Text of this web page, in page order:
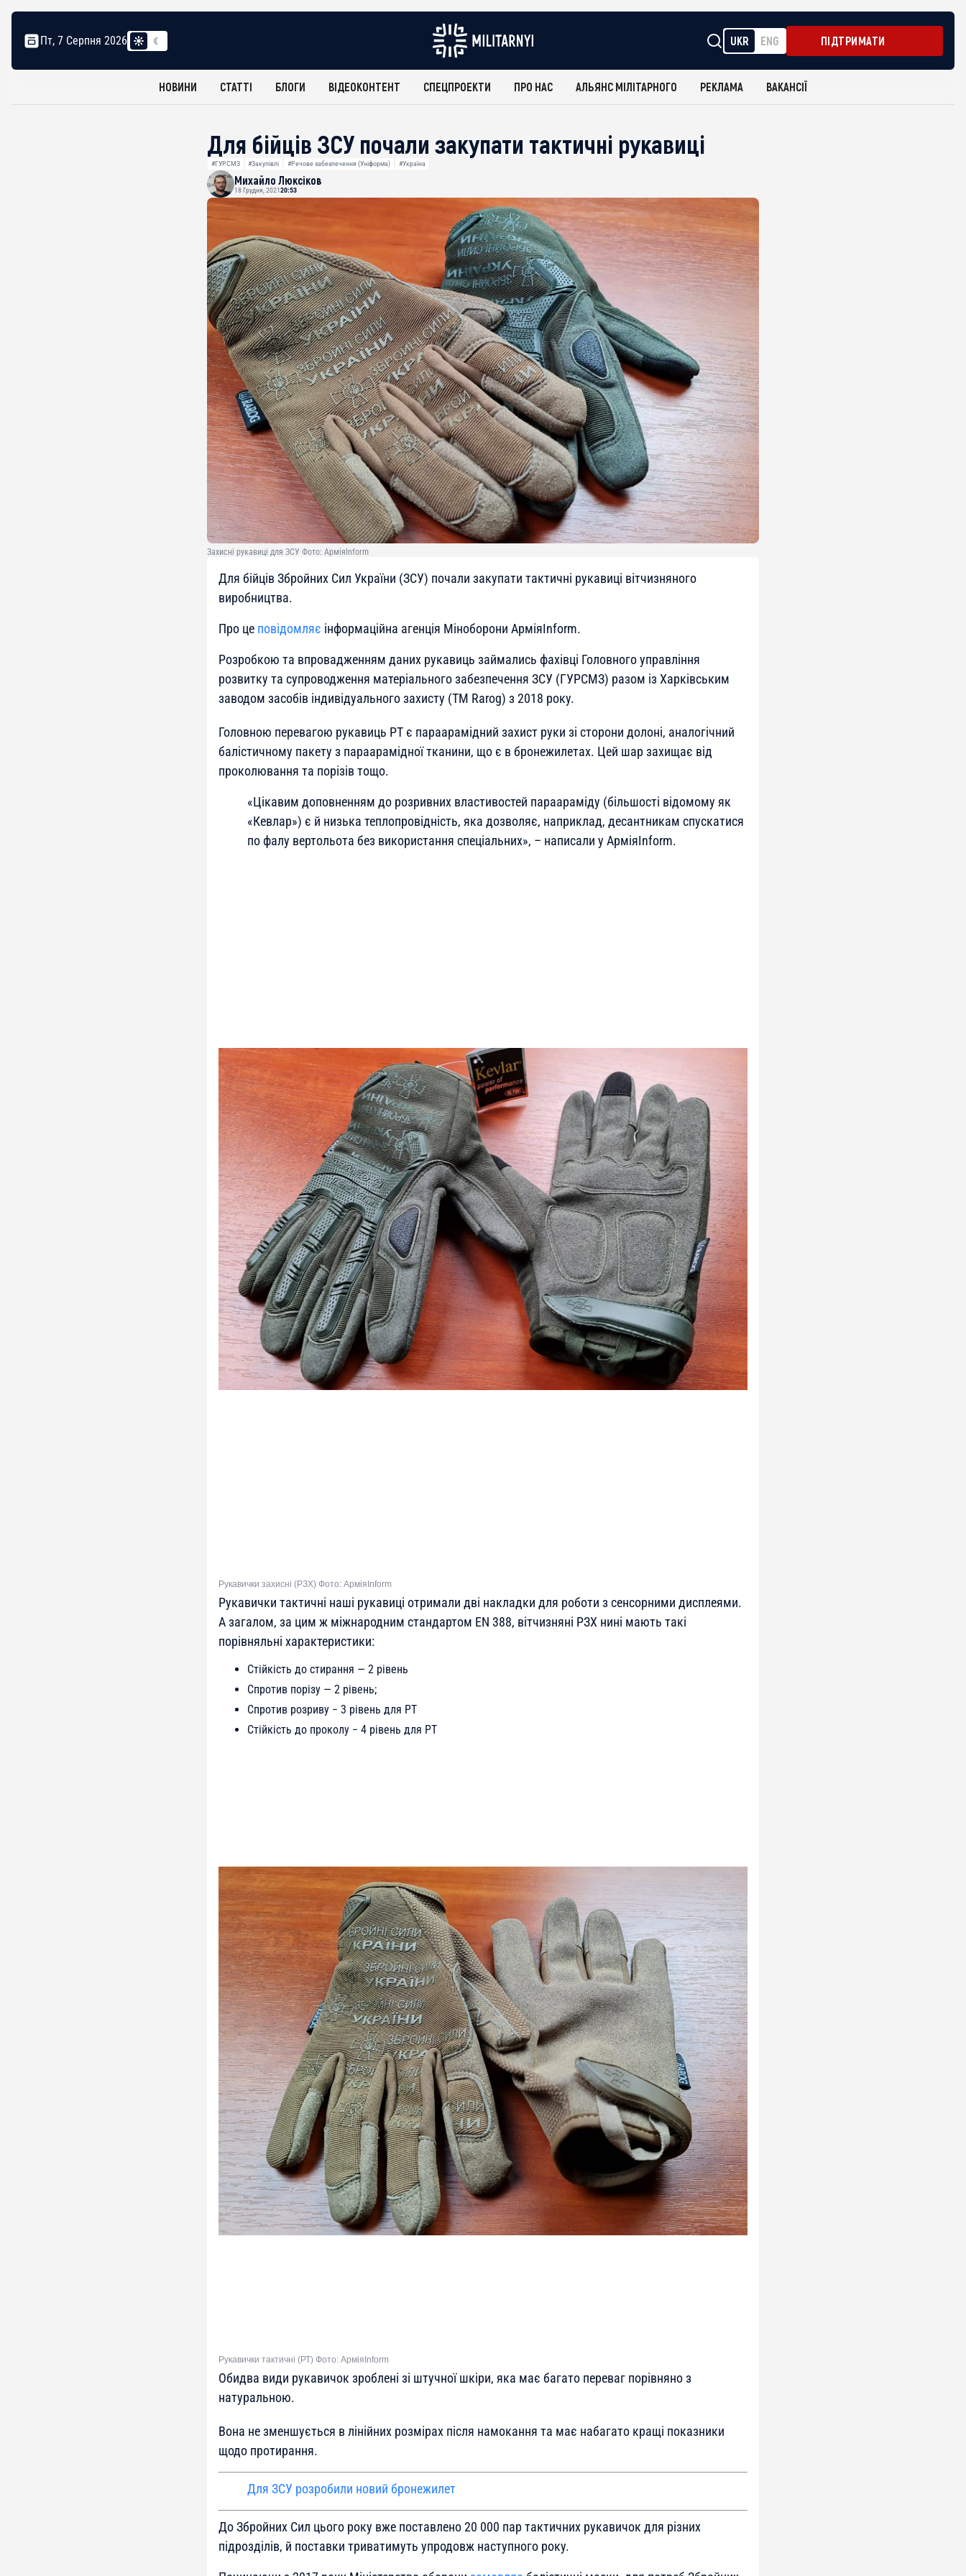
Пт, 7 Серпня 2026 UKR ENG ПІДТРИМАТИ
НОВИНИ СТАТТІ БЛОГИ ВІДЕОКОНТЕНТ СПЕЦПРОЕКТИ ПРО НАС АЛЬЯНС МІЛІТАРНОГО РЕКЛАМА ВАКАНСІЇ
Для бійців ЗСУ почали закупати тактичні рукавиці
#ГУРСМЗ #Закупівлі #Речове забезпечення (Уніформа) #Україна
Михайло Люксіков
18 Грудня, 202120:53
Захисні рукавиці для ЗСУ Фото: АрміяInform
Для бійців Збройних Сил України (ЗСУ) почали закупати тактичні рукавиці вітчизняного
виробництва.
Про це повідомляє інформаційна агенція Міноборони АрміяInform.
Розробкою та впровадженням даних рукавиць займались фахівці Головного управління
розвитку та супроводження матеріального забезпечення ЗСУ (ГУРСМЗ) разом із Харківським
заводом засобів індивідуального захисту (ТМ Rarog) з 2018 року.
Головною перевагою рукавиць РТ є параарамідний захист руки зі сторони долоні, аналогічний
балістичному пакету з параарамідної тканини, що є в бронежилетах. Цей шар захищає від
проколювання та порізів тощо.
«Цікавим доповненням до розривних властивостей параараміду (більшості відомому як
«Кевлар») є й низька теплопровідність, яка дозволяє, наприклад, десантникам спускатися
по фалу вертольота без використання спеціальних», – написали у АрміяInform.
Рукавички захисні (РЗХ) Фото: АрміяInform
Рукавички тактичні наші рукавиці отримали дві накладки для роботи з сенсорними дисплеями.
А загалом, за цим ж міжнародним стандартом EN 388, вітчизняні РЗХ нині мають такі
порівняльні характеристики:
Стійкість до стирання — 2 рівень
Спротив порізу — 2 рівень;
Спротив розриву − 3 рівень для РТ
Стійкість до проколу − 4 рівень для РТ
Рукавички тактичні (РТ) Фото: АрміяInform
Обидва види рукавичок зроблені зі штучної шкіри, яка має багато переваг порівняно з
натуральною.
Вона не зменшується в лінійних розмірах після намокання та має набагато кращі показники
щодо протирання.
Для ЗСУ розробили новий бронежилет
До Збройних Сил цього року вже поставлено 20 000 пар тактичних рукавичок для різних
підрозділів, й поставки триватимуть упродовж наступного року.